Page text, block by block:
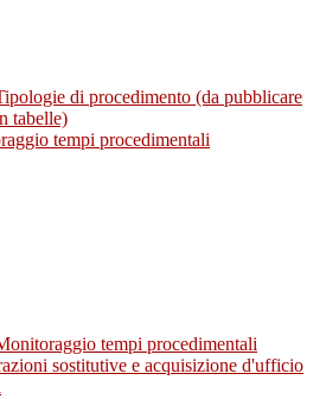
di procedimento (da pubblicare
tabelle)
tempi procedimentali
tempi procedimentali
sostitutive e acquisizione d'ufficio